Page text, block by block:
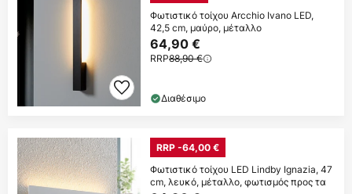
Φωτιστικό τοίχου Arcchio Ivano LED,
42,5 cm, μαύρο, μέταλλο
64,90 €
RRP88,90 €
Διαθέσιμο
RRP -64,00 €
Φωτιστικό τοίχου LED Lindby Ignazia, 47
cm, λευκό, μέταλλο, φωτισμός προς τα